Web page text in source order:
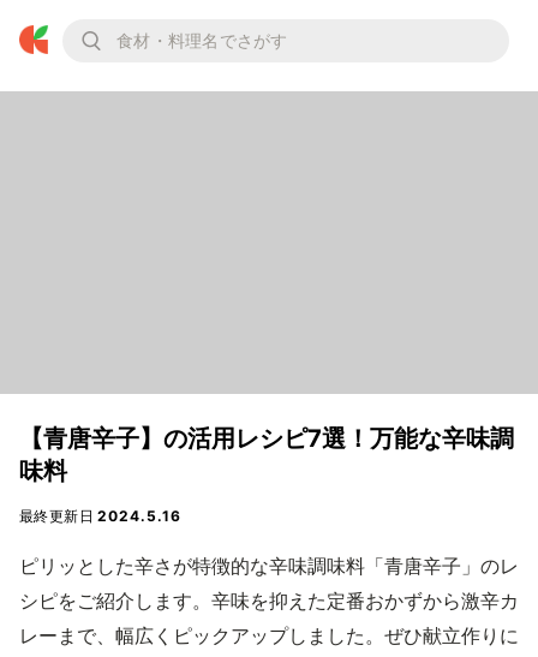
【青唐辛子】の活用レシピ7選！万能な辛味調
味料
最終更新日2024.5.16
ピリッとした辛さが特徴的な辛味調味料「青唐辛子」のレ
シピをご紹介します。辛味を抑えた定番おかずから激辛カ
レーまで、幅広くピックアップしました。ぜひ献立作りに